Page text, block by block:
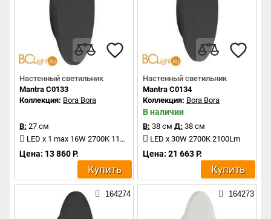
Настенный светильник
Mantra C0133
Коллекция: Bora Bora
В: 27 см
LED x 1 max 16W 2700K 1120Lm
Цена: 13 860 Р.
Купить
Настенный светильник
Mantra C0134
Коллекция: Bora Bora
В наличии
В: 38 см Д: 38 см
LED x 30W 2700K 2100Lm
Цена: 21 663 Р.
Купить
164274 164273